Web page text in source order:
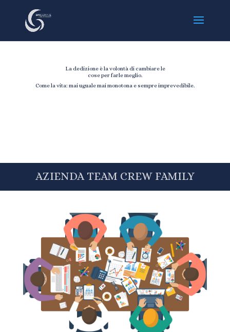
La dedizione è la volontà di cambiare le
cose per farle meglio.
Come la vita: mai uguale mai monotona e sempre imprevedibile.
AZIENDA TEAM CREW FAMILY